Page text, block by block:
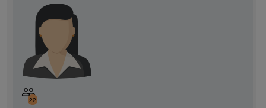
people_outline
22